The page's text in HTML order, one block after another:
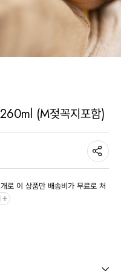
(M젖꼭지포함)
로 이 상품만 배송비가 무료로 처